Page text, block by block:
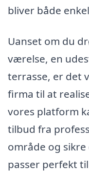
bliver både
Uanset om du
værelse, en
terrasse, er det
firma til at
vores platform
tilbud fra
område og
passer perfekt